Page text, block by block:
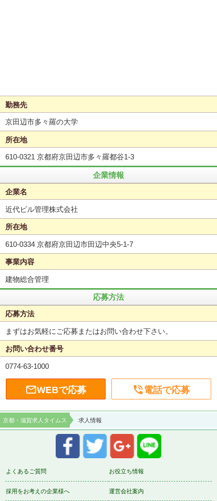
勤務先
京田辺市多々羅の大学
所在地
610-0321 京都府京田辺市多々羅都谷1-3
企業情報
企業名
近代ビル管理株式会社
所在地
610-0334 京都府京田辺市田辺中央5-1-7
事業内容
建物総合管理
応募方法
応募方法
まずはお気軽にご応募またはお問い合わせ下さい。
お問い合わせ番号
0774-63-1000
WEBで応募 電話で応募
京都・滋賀求人タイムス 求人情報
よくあるご質問 お役立ち情報
採用をお考えの企業様へ 運営会社案内